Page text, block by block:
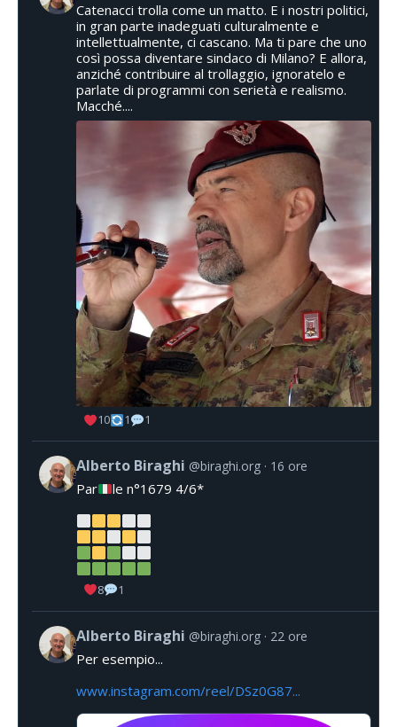
Catenacci trolla come un matto. E i nostri politici,
in gran parte inadeguati culturalmente e
intellettualmente, ci cascano. Ma ti pare che uno
così possa diventare sindaco di Milano? E allora,
anziché contribuire al trollaggio, ignoratelo e
parlate di programmi con serietà e realismo.
Macché....
10 1 1
Alberto Biraghi @biraghi.org 16 ore
Par le n°1679 4/6*
8 1
Alberto Biraghi @biraghi.org 22 ore
Per esempio...
www.instagram.com/reel/DSz0G87...